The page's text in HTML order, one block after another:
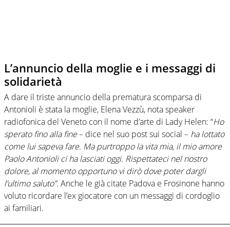
L’annuncio della moglie e i messaggi di
solidarietà
A dare il triste annuncio della prematura scomparsa di
Antonioli è stata la moglie, Elena Vezzù, nota speaker
radiofonica del Veneto con il nome d’arte di Lady Helen: “Ho
sperato fino alla fine– dice nel suo post sui social – ha lottato
come lui sapeva fare. Ma purtroppo la vita mia, il mio amore
Paolo Antoniolici ha lasciati oggi. Rispettateci nel nostro
dolore, al momento opportuno vi dirò dove poter dargli
l’ultimo saluto”. Anche le già citate Padova e Frosinone hanno
voluto ricordare l’ex giocatore con un messaggi di cordoglio
ai familiari.